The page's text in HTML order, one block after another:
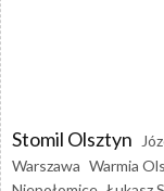
Stomil Olsztyn
Warszawa Warmia